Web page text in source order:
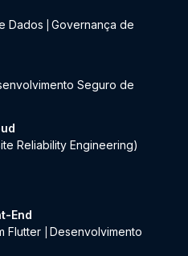
Dados
Governança de
Seguro de
Reliability Engineering)
End
Flutter
Desenvolvimento